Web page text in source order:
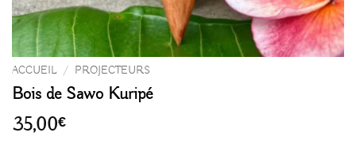
ACCUEIL / PROJECTEURS
Bois de Sawo Kuripé
35,00€